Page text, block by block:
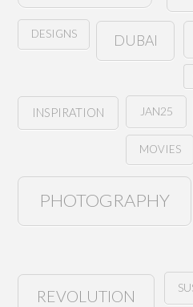
DESIGNS DUBAI
INSPIRATION JAN25
MOVIES
PHOTOGRAPHY
REVOLUTION